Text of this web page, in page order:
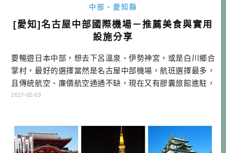
中部・愛知縣
[愛知]名古屋中部國際機場－推薦美食與實用
設施分享
要暢遊日本中部，想去下呂溫泉、伊勢神宮，或是白川鄉合
掌村，最好的選擇當然是名古屋中部機場，航班選擇最多，
且傳統航空、廉價航空通通不缺，現在又有膠囊旅館進駐，
讓想小資玩日本的朋友多了一個選擇！ 本文就帶大家來認識
古屋中部機場小檔案 名稱:中部國際機場 官網 所在地:愛知縣
機場代碼:NGO […]…
2017-02-03